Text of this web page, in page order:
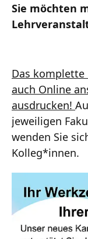
Sie möchten
Das komplette
auch Online
ausdrucken!
jeweiligen
wenden Sie
Kolleg*innen.